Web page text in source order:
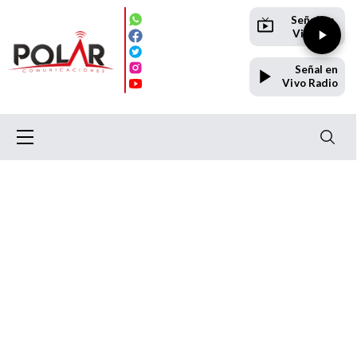
Señal en
Vivo TV
Señal en
Vivo Radio